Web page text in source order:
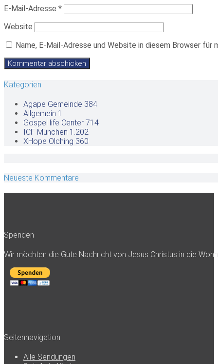
E-Mail-Adresse *
Website
Name, E-Mail-Adresse und Website in diesem Browser für
Kategorien
Agape Gemeinde 384
Allgemein 1
Gospel life Center 714
ICF München 1.202
XHope Olching 360
Neueste Kommentare
Spenden
Wir möchten die Gute Nachricht von Jesus Christus in die
Seitennavigation
Alle Sendungen